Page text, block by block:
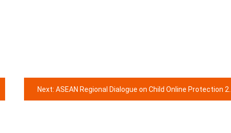
Next: ASEAN Regional Dialogue on Child Online Protection 2023 Hasilkan 10 Rekomendasi Kebijakan